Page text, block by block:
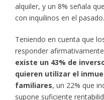
alquiler, y un 8% señala
con inquilinos en el pasado.
Teniendo en cuenta que
responder
existe un 43% de
quieren utilizar el
familiares, un 22% que
supone suficiente